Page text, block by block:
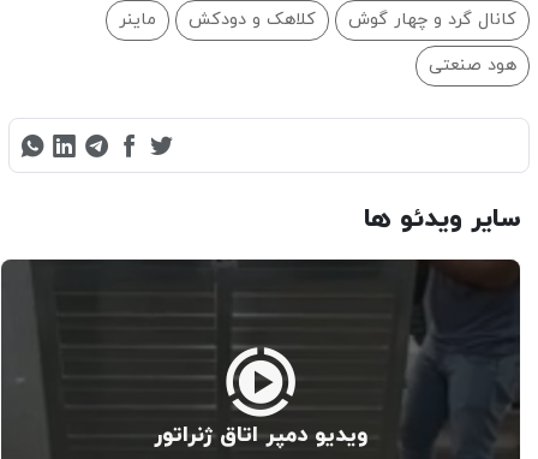
کانال گرد و چهار گوش
کلاهک و دودکش
ماینر
هود صنعتی
سایر ویدئو ها
ویدیو دمپر اتاق ژنراتور